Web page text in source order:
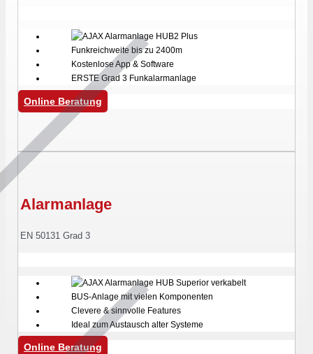
Funkreichweite bis zu 2400m
Kostenlose App & Software
ERSTE Grad 3 Funkalarmanlage
Online Beratung
Alarmanlage
EN 50131 Grad 3
BUS-Anlage mit vielen Komponenten
Clevere & sinnvolle Features
Ideal zum Austausch alter Systeme
Online Beratung